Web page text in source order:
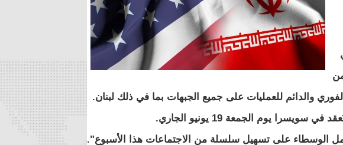
الفوري والدائم للعمليات على جميع الجبهات بما في ذلك لبنان.
يوم الجمعة 19 يونيو الجاري.
الوسطاء على تسهيل سلسلة من الاجتماعات هذا الأسبوع".